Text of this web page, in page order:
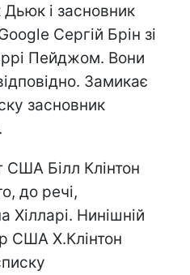
і засновник
Сергій Брін зі
Пейджом. Вони
Замикає
засновник
США Білл Клінтон
до речі,
Нинішній
США Х.Клінтон